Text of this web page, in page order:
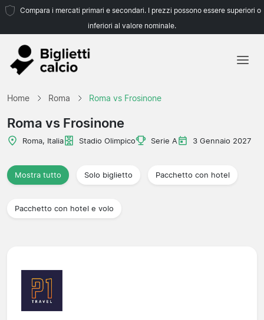
Compara i mercati primari e secondari. I prezzi possono essere superiori o
inferiori al valore nominale.
Home Roma Roma vs Frosinone
Roma vs Frosinone
Roma, Italia Stadio Olimpico Serie A 3 Gennaio 2027
Mostra tutto Solo biglietto Pacchetto con hotel
Pacchetto con hotel e volo